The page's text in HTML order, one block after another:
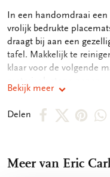
OMSCHRIJVING
In een handomdraai
vrolijk bedrukte
draagt bij aan een
tafel. Makkelijk te
klaar voor de volgende
Bekijk meer
Delen
DeelDeel
Meer van Eric